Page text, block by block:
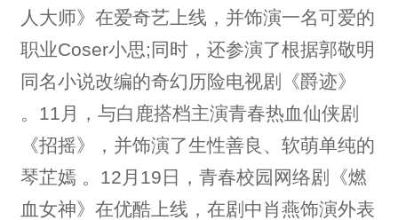
人大师》在爱奇艺上线，并饰演一名可爱的
职业Coser小思;同时，还参演了根据郭敬明
同名小说改编的奇幻历险电视剧《爵迹》
。11月，与白鹿搭档主演青春热血仙侠剧
《招摇》，并饰演了生性善良、软萌单纯的
琴芷嫣 。12月19日，青春校园网络剧《燃
血女神》在优酷上线，在剧中肖燕饰演外表